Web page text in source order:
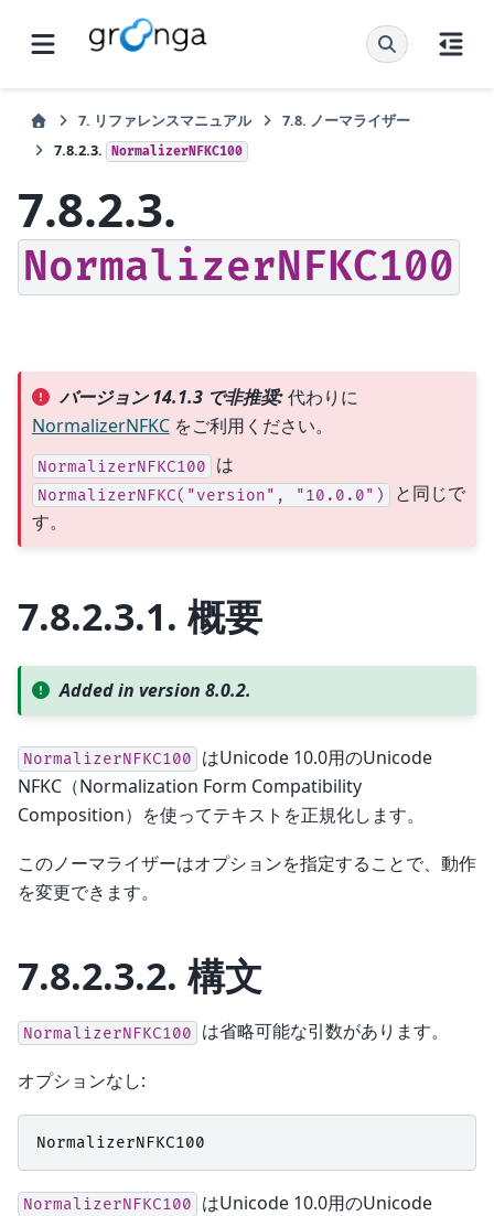
7. リファレンスマニュアル 7.8. ノーマライザー
7.8.2.3.
NormalizerNFKC100
7.8.2.3.
NormalizerNFKC100
バージョン 14.1.3 で非推奨:代わりに
NormalizerNFKCをご利用ください。
NormalizerNFKC100 は
NormalizerNFKC("version", "10.0.0") と同じで
す。
7.8.2.3.1.概要
Added in version 8.0.2.
NormalizerNFKC100
はUnicode 10.0用のUnicode
NFKC（Normalization Form Compatibility
Composition）を使ってテキストを正規化します。
このノーマライザーはオプションを指定することで、動作
を変更できます。
7.8.2.3.2. 構文
NormalizerNFKC100 は省略可能な引数があります。
オプションなし:
NormalizerNFKC100
NormalizerNFKC100
はUnicode 10.0用のUnicode